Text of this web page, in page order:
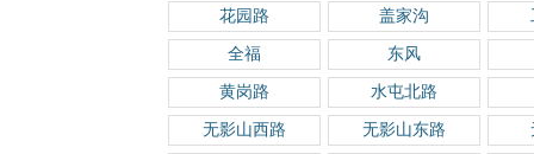
花园路 盖家沟
全福 东风
黄岗路 水屯北路
无影山西路 无影山东路